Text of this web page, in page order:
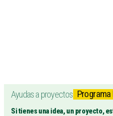
Ayudas a proyectos Programa
Si tienes una idea, un proyecto,